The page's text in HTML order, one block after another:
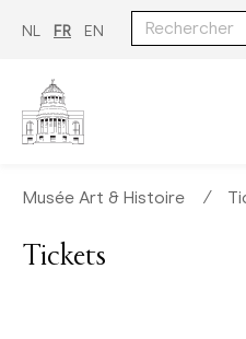
NL FR EN
Musée Art & Histoire ∕
Tickets